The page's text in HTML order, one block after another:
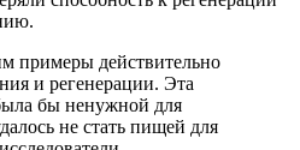
примеры действительно
и регенерации. Эта
бы ненужной для
не стать пищей для